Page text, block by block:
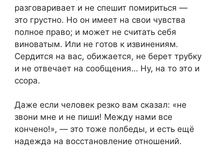
разговаривает и не спешит помириться —
это грустно. Но он имеет на свои чувства
полное право; и может не считать себя
виноватым. Или не готов к извинениям.
Сердится на вас, обижается, не берет трубку
и не отвечает на сообщения… Ну, на то это и
ссора.
Даже если человек резко вам сказал: «не
звони мне и не пиши! Между нами все
кончено!», — это тоже полбеды, и есть ещё
надежда на восстановление отношений.